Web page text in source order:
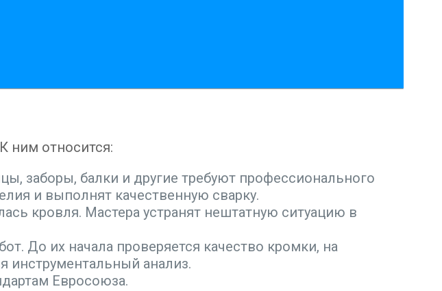
ним относится:
заборы, балки и другие требуют профессионального
и выполнят качественную сварку.
кровля. Мастера устранят нештатную ситуацию в
До их начала проверяется качество кромки, на
инструментальный анализ.
Евросоюза.